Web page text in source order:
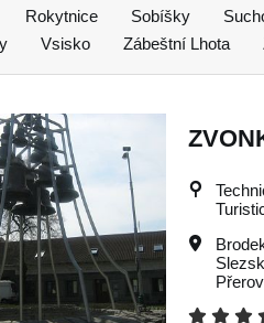
Rokytnice Sobíšky
Vsisko Zábeštní Lhota